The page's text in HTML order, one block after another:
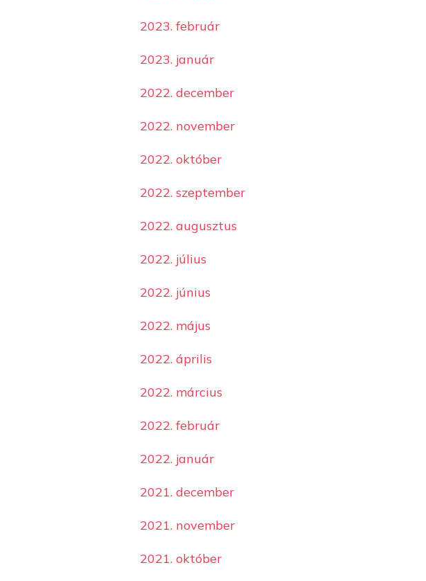
2023. február
2023. január
2022. december
2022. november
2022. október
2022. szeptember
2022. augusztus
2022. július
2022. június
2022. május
2022. április
2022. március
2022. február
2022. január
2021. december
2021. november
2021. október